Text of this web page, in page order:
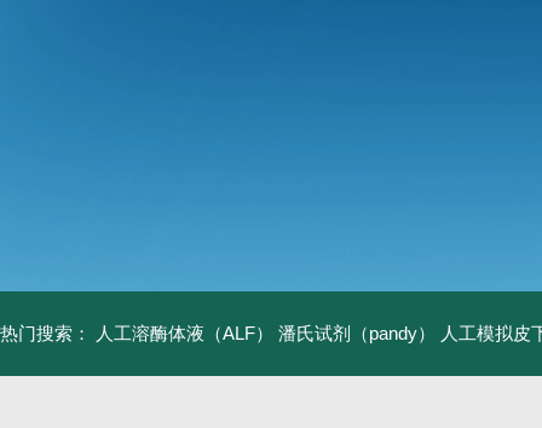
热门搜索： 人工溶酶体液（ALF） 潘氏试剂（pandy） 人工模拟皮